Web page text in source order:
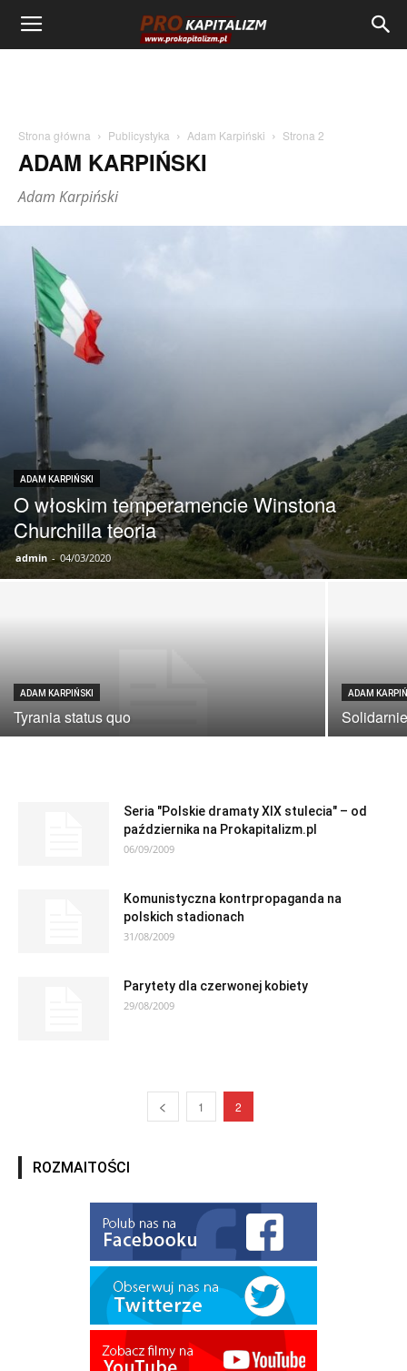
Strona główna Publicystyka Adam Karpiński Strona 2
ADAM KARPIŃSKI
Adam Karpiński
ADAM KARPIŃSKI
O włoskim temperamencie Winstona
Churchilla teoria
admin - 04/03/2020
ADAM KARPIŃSKI
Tyrania status quo
ADAM
Seria "Polskie dramaty XIX stulecia" – od
października na Prokapitalizm.pl
06/09/2009
Komunistyczna kontrpropaganda na
polskich stadionach
31/08/2009
Parytety dla czerwonej kobiety
29/08/2009
1 2
ROZMAITOŚCI